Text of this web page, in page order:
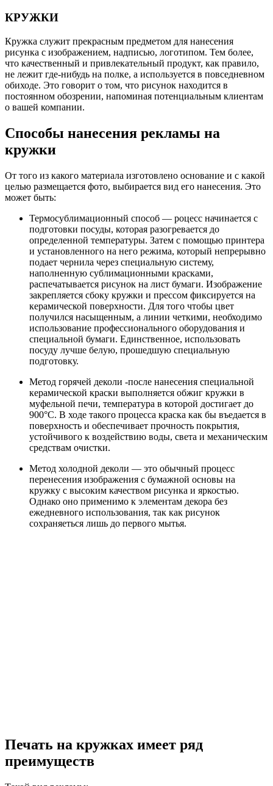
КРУЖКИ
Кружка служит прекрасным предметом для нанесения
рисунка с изображением, надписью, логотипом. Тем более,
что качественный и привлекательный продукт, как правило,
не лежит где-нибудь на полке, а используется в повседневном
обиходе. Это говорит о том, что рисунок находится в
постоянном обозрении, напоминая потенциальным клиентам
о вашей компании.
Способы нанесения рекламы на
кружки
От того из какого материала изготовлено основание и с какой
целью размещается фото, выбирается вид его нанесения. Это
может быть:
Термосублимационный способ — роцесс начинается с
подготовки посуды, которая разогревается до
определенной температуры. Затем с помощью принтера
и установленного на него режима, который непрерывно
подает чернила через специальную систему,
наполненную сублимационными красками,
распечатывается рисунок на лист бумаги. Изображение
закрепляется сбоку кружки и прессом фиксируется на
керамической поверхности. Для того чтобы цвет
получился насыщенным, а линии четкими, необходимо
использование профессионального оборудования и
специальной бумаги. Единственное, использовать
посуду лучше белую, прошедшую специальную
подготовку.
Метод горячей деколи -после нанесения специальной
керамической краски выполняется обжиг кружки в
муфельной печи, температура в которой достигает до
900°С. В ходе такого процесса краска как бы въедается в
поверхность и обеспечивает прочность покрытия,
устойчивого к воздействию воды, света и механическим
средствам очистки.
Метод холодной деколи — это обычный процесс
перенесения изображения с бумажной основы на
кружку с высоким качеством рисунка и яркостью.
Однако оно применимо к элементам декора без
ежедневного использования, так как рисунок
сохраняеться лишь до первого мытья.
Печать на кружках имеет ряд
преимуществ